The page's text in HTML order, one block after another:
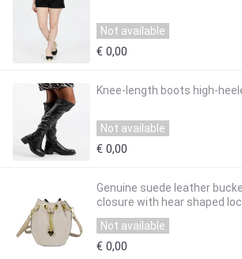
Not available
€ 0,00
Knee-length boots high-
Not available
€ 0,00
Genuine suede leather
closure with hear shaped
luxury
Not available
€ 0,00